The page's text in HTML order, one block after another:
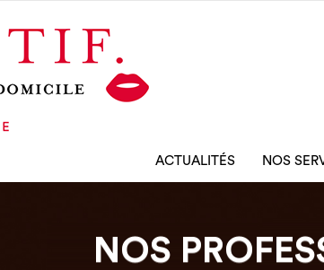
ACTUALITÉS NOS
NOS